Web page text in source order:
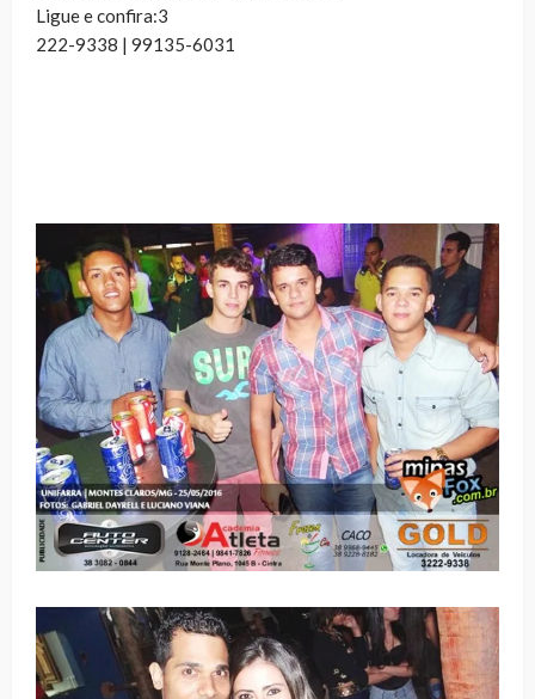
Ligue e confira:3
222-9338 | 99135-6031